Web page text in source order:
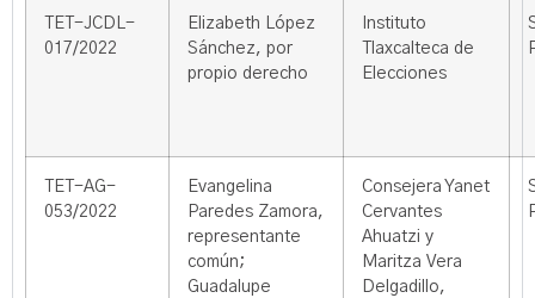
TET-JCDL-
017/2022
Elizabeth López
Sánchez, por
propio derecho
Instituto
Tlaxcalteca de
Elecciones
TET-AG-
053/2022
Evangelina
Paredes Zamora,
representante
común;
Guadalupe
Consejera Yanet
Cervantes
Ahuatzi y
Maritza Vera
Delgadillo,